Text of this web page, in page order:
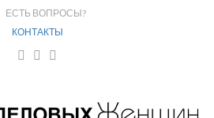
ЕСТЬ ВОПРОСЫ?
КОНТАКТЫ